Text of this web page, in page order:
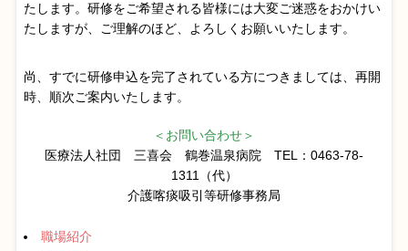
たします。研修をご希望される皆様には大変ご迷惑をおかけい
たしますが、ご理解のほど、よろしくお願いいたします。
尚、すでに研修申込を完了されている方につきましては、再開
時、順次ご案内いたします。
＜お問い合わせ＞
医療法人社団 三喜会 鶴巻温泉病院 TEL：0463‐78‐
1311（代）
介護喀痰吸引等研修事務局
職場紹介